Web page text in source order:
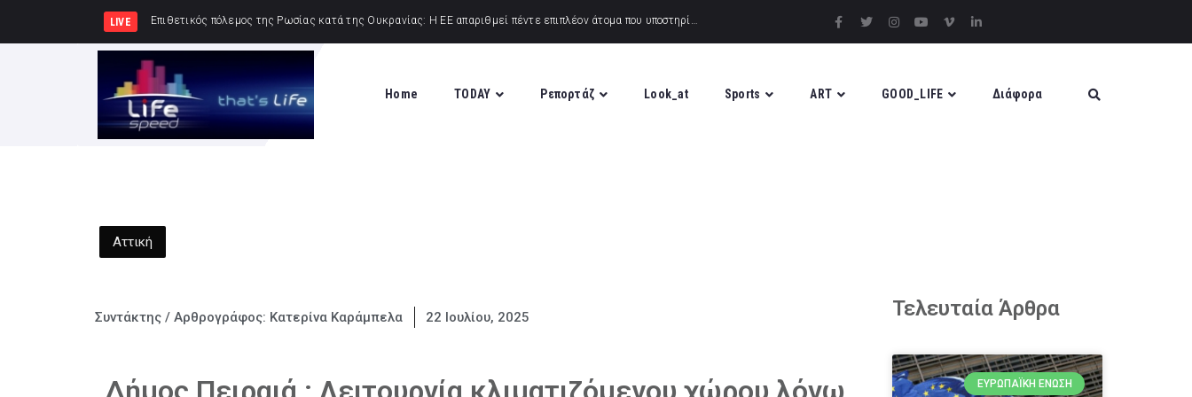
LIVE Δημήτρης Μελίδης: «
Home TODAY Ρεπορτάζ Look_at Sports ART GOOD_LIFE Διάφορα
Αττική
Συντάκτης / Αρθρογράφος: Κατερίνα Καράμπελα 22 Ιουλίου, 2025 Τελευταία Άρθρα
ΕΥΡΩΠΑΪΚΉ ΈΝΩΣΗ